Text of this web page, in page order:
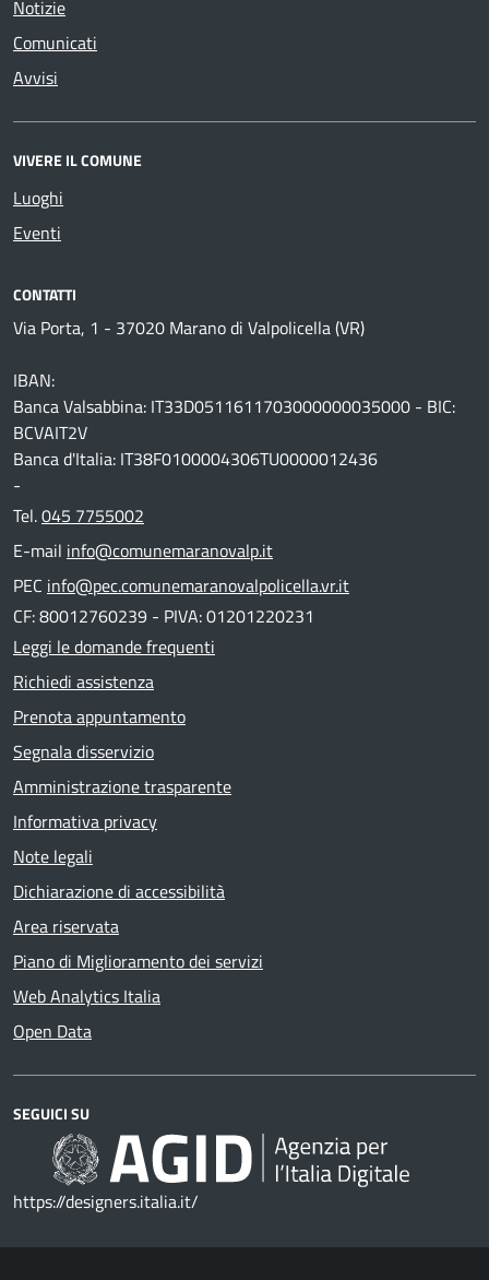
Notizie
Comunicati
Avvisi
VIVERE IL COMUNE
Luoghi
Eventi
CONTATTI
Via Porta, 1 - 37020 Marano di Valpolicella (VR)
IBAN:
Banca Valsabbina: IT33D0511611703000000035000 - BIC:
BCVAIT2V
Banca d'Italia: IT38F0100004306TU0000012436
-
Tel.045 7755002
E-mail info@comunemaranovalp.it
PEC info@pec.comunemaranovalpolicella.vr.it
CF: 80012760239 - PIVA: 01201220231
Leggi le domande frequenti
Richiedi assistenza
Prenota appuntamento
Segnala disservizio
Amministrazione trasparente
Informativa privacy
Note legali
Dichiarazione di accessibilità
Area riservata
Piano di Miglioramento dei servizi
Web Analytics Italia
Open Data
SEGUICI SU
https://designers.italia.it/